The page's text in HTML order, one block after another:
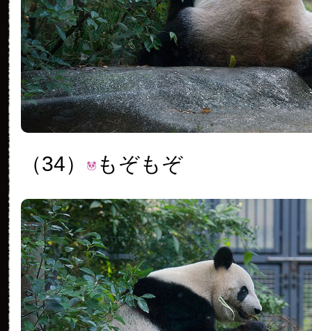
（34） もぞもぞ